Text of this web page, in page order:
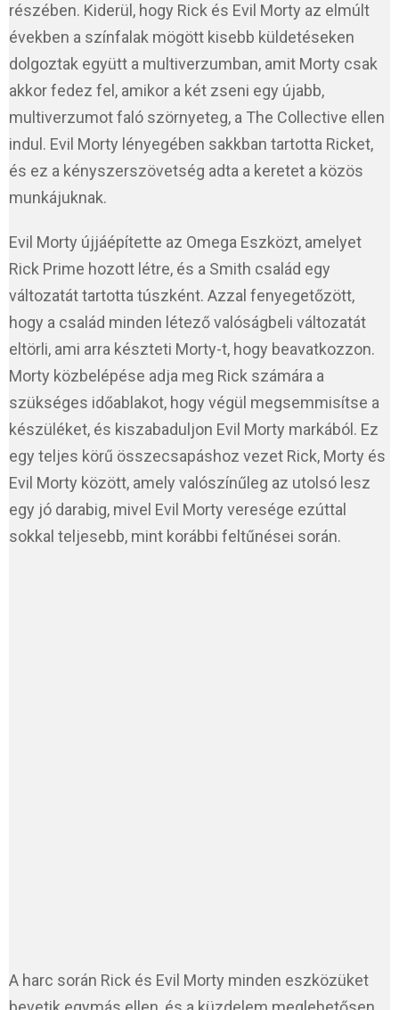
részében. Kiderül, hogy Rick és Evil Morty az elmúlt
években a színfalak mögött kisebb küldetéseken
dolgoztak együtt a multiverzumban, amit Morty csak
akkor fedez fel, amikor a két zseni egy újabb,
multiverzumot faló szörnyeteg, a The Collective ellen
indul. Evil Morty lényegében sakkban tartotta Ricket,
és ez a kényszerszövetség adta a keretet a közös
munkájuknak.
Evil Morty újjáépítette az Omega Eszközt, amelyet
Rick Prime hozott létre, és a Smith család egy
változatát tartotta túszként. Azzal fenyegetőzött,
hogy a család minden létező valóságbeli változatát
eltörli, ami arra készteti Morty-t, hogy beavatkozzon.
Morty közbelépése adja meg Rick számára a
szükséges időablakot, hogy végül megsemmisítse a
készüléket, és kiszabaduljon Evil Morty markából. Ez
egy teljes körű összecsapáshoz vezet Rick, Morty és
Evil Morty között, amely valószínűleg az utolsó lesz
egy jó darabig, mivel Evil Morty veresége ezúttal
sokkal teljesebb, mint korábbi feltűnései során.
A harc során Rick és Evil Morty minden eszközüket